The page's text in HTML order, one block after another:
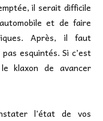
il serait difficile
et de faire
Après, il faut
esquintés. Si c’est
klaxon de avancer
l’état de vos